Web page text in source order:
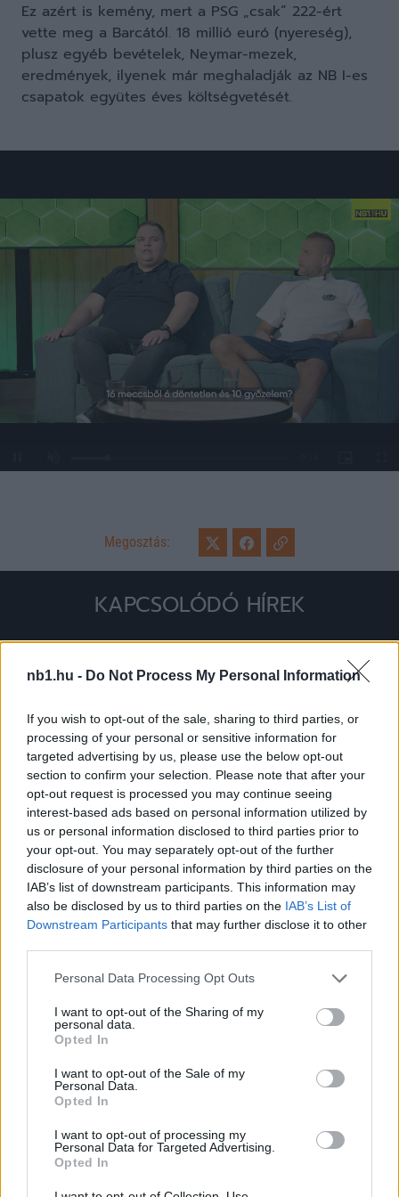
nb1.hu - Do Not Process My Personal Information
If you wish to opt-out of the sale, sharing to third parties, or
processing of your personal or sensitive information for
targeted advertising by us, please use the below opt-out
section to confirm your selection. Please note that after your
opt-out request is processed you may continue seeing
interest-based ads based on personal information utilized by
us or personal information disclosed to third parties prior to
your opt-out. You may separately opt-out of the further
disclosure of your personal information by third parties on the
IAB’s list of downstream participants. This information may
also be disclosed by us to third parties on the IAB’s List of
Downstream Participants that may further disclose it to other
Please note that this website/app uses one or more Google
not limited to your visit or usage behaviour. You may click to
grant or deny consent to Google and its third-party tags to
use your data for below specified purposes in below Google
consent section.
Personal Data Processing Opt Outs
I want to opt-out of the Sharing of my
personal data.
Opted In
I want to opt-out of the Sale of my
Personal Data.
Opted In
I want to opt-out of processing my
Personal Data for Targeted Advertising.
Opted In
Ez azért is kemény, mert a PSG „csak” 222-ért
vette meg a Barcától. 18 millió euró (nyereség),
plusz egyéb bevételek, Neymar-mezek,
eredmények, ilyenek már meghaladják az NB I-es
csapatok együtes éves költségvetését.
0%
Megosztás:
KAPCSOLÓDÓ HÍREK
Hírek
Megizzasztotta a Real Madridot a Fradi, de a bravúr
elmaradt
Borbély Balázs csapata 2-1-es vereséget szenvedett a szombati
blancók elleni felkészülési mérkőzésen.
2026.08.08. |